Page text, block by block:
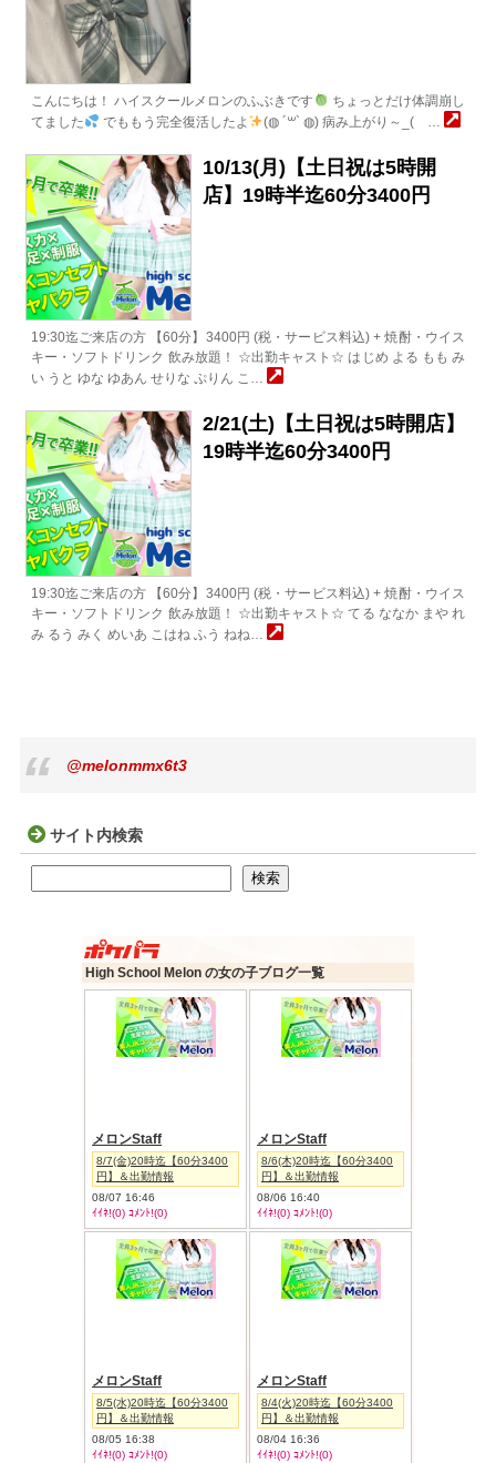
こんにちは！ ハイスクールメロンのふぶきです
ちょっとだけ体調崩し
てました
でももう完全復活したよ (◍ ´꒳` ◍) 病み上がり～_( …
10/13(月)【土日祝は5時開
店】19時半迄60分3400円
19:30迄ご来店の方 【60分】3400円 (税・サービス料込) + 焼酎・ウイス
キー・ソフトドリンク 飲み放題！ ☆出勤キャスト☆ はじめ よる もも み
い うと ゆな ゆあん せりな ぷりん こ…
2/21(土)【土日祝は5時開店】
19時半迄60分3400円
19:30迄ご来店の方 【60分】3400円 (税・サービス料込) + 焼酎・ウイス
キー・ソフトドリンク 飲み放題！ ☆出勤キャスト☆ てる ななか まや れ
み るう みく めいあ こはね ふう ねね…
@melonmmx6t3
サイト内検索
検索